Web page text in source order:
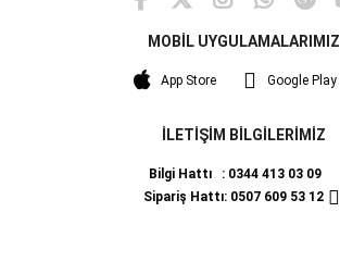
MOBİL UYGULAMALARIMIZ
App Store Google Play
İLETİŞİM BİLGİLERİMİZ
Bilgi Hattı : 0344 413 03 09
Sipariş Hattı: 0507 609 53 12